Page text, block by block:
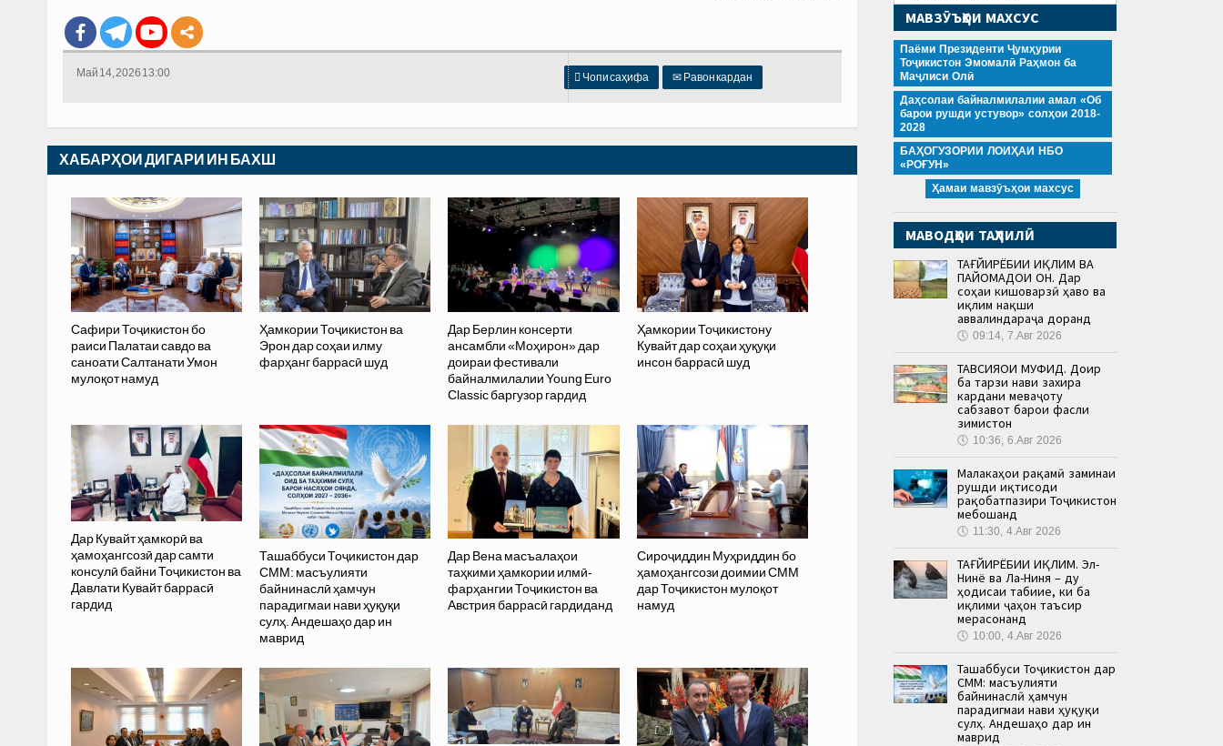
 Чопи саҳифа ✉ Равон кардан
Май 14, 2026 13:00
ХАБАРҲОИ ДИГАРИ ИН БАХШ
Сафири Тоҷикистон бо
раиси Палатаи савдо ва
саноати Салтанати Умон
мулоқот намуд
Ҳамкории Тоҷикистон ва
Эрон дар соҳаи илму
фарҳанг баррасӣ шуд
Дар Берлин консерти
ансамбли «Моҳирон» дар
доираи фестивали
байналмилалии Young Euro
Classic баргузор гардид
Ҳамкории Тоҷикистону
Кувайт дар соҳаи ҳуқуқи
инсон баррасӣ шуд
Дар Кувайт ҳамкорӣ ва
ҳамоҳангсозӣ дар самти
консулӣ байни Тоҷикистон ва
Давлати Кувайт баррасӣ
гардид
Ташаббуси Тоҷикистон дар
СММ: масъулияти
байнинаслӣ ҳамчун
парадигмаи нави ҳуқуқи
сулҳ. Андешаҳо дар ин
маврид
Дар Вена масъалаҳои
таҳкими ҳамкории илмӣ-
фарҳангии Тоҷикистон ва
Австрия баррасӣ гардиданд
Сироҷиддин Муҳриддин бо
ҳамоҳангсози доимии СММ
дар Тоҷикистон мулоқот
намуд
МАВЗӮЪҲОИ МАХСУС
Паёми Президенти Ҷумҳурии
Тоҷикистон Эмомалӣ Раҳмон ба
Маҷлиси Олӣ
Даҳсолаи байналмилалии амал «Об
барои рушди устувор» солҳои 2018-
2028
БАҲОГУЗОРИИ ЛОИҲАИ НБО
«РОҒУН»
Ҳамаи мавзӯъҳои махсус
МАВОДҲОИ ТАҲЛИЛӢ
ТАҒЙИРЁБИИ ИҚЛИМ ВА
ПАЙОМАДҲОИ ОН. Дар
соҳаи кишоварзӣ ҳаво ва
иқлим нақши
аввалиндараҷа доранд
🕔 09:14, 7.Авг 2026
ТАВСИЯҲОИ МУФИД. Доир
ба тарзи нави захира
кардани меваҷоту
сабзавот барои фасли
зимистон
🕔 10:36, 6.Авг 2026
Малакаҳои рақамӣ заминаи
рушди иқтисоди
рақобатпазири Тоҷикистон
мебошанд
🕔 11:30, 4.Авг 2026
ТАҒЙИРЁБИИ ИҚЛИМ. Эл-
Нинё ва Ла-Ниня – ду
ҳодисаи табиие, ки ба
иқлими ҷаҳон таъсир
мерасонанд
🕔 10:00, 4.Авг 2026
Ташаббуси Тоҷикистон дар
СММ: масъулияти
байнинаслӣ ҳамчун
парадигмаи нави ҳуқуқи
сулҳ. Андешаҳо дар ин
маврид